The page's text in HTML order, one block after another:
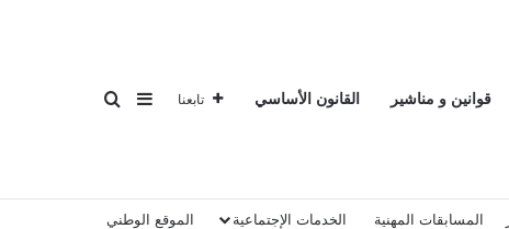
قوانين و مناشير القانون الأساسي تابعنا إضافة عمود جانبي
بحث عن
المسابقات المهنية الخدمات الإجتماعية الموقع الوطني